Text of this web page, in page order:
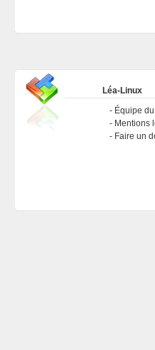
Léa-Linux
Équipe
Mentions
Faire un